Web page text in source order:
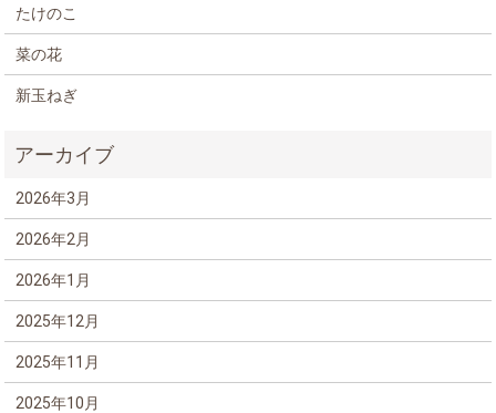
たけのこ
菜の花
新玉ねぎ
2026年3月
2026年2月
2026年1月
2025年12月
2025年11月
2025年10月